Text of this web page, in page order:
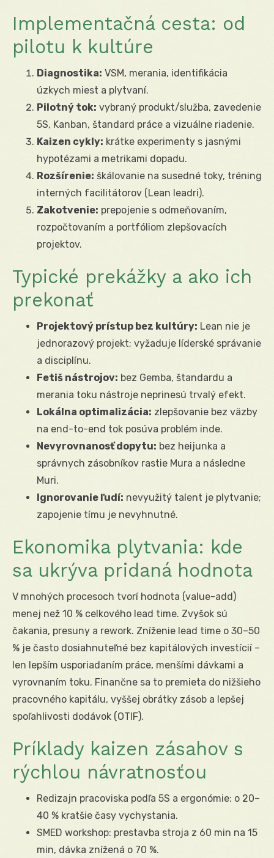
Implementačná cesta: od
pilotu k kultúre
Diagnostika: VSM, merania, identifikácia
úzkych miest a plytvaní.
Pilotný tok: vybraný produkt/služba, zavedenie
5S, Kanban, štandard práce a vizuálne riadenie.
Kaizen cykly: krátke experimenty s jasnými
hypotézami a metrikami dopadu.
Rozšírenie: škálovanie na susedné toky, tréning
interných facilitátorov (Lean leadri).
Zakotvenie: prepojenie s odmeňovaním,
rozpočtovaním a portfóliom zlepšovacích
projektov.
Typické prekážky a ako ich
prekonať
Projektový prístup bez kultúry: Lean nie je
jednorazový projekt; vyžaduje líderské správanie
a disciplínu.
Fetiš nástrojov: bez Gemba, štandardu a
merania toku nástroje neprinesú trvalý efekt.
Lokálna optimalizácia: zlepšovanie bez väzby
na end-to-end tok posúva problém inde.
Nevyrovnanosť dopytu: bez heijunka a
správnych zásobníkov rastie Mura a následne
Muri.
Ignorovanie ľudí: nevyužitý talent je plytvanie;
zapojenie tímu je nevyhnutné.
Ekonomika plytvania: kde
sa ukrýva pridaná hodnota
V mnohých procesoch tvorí hodnota (value-add)
menej než 10 % celkového lead time. Zvyšok sú
čakania, presuny a rework. Zníženie lead time o 30–50
% je často dosiahnuteľné bez kapitálových investícií –
len lepším usporiadaním práce, menšími dávkami a
vyrovnaním toku. Finančne sa to premieta do nižšieho
pracovného kapitálu, vyššej obrátky zásob a lepšej
spoľahlivosti dodávok (OTIF).
Príklady kaizen zásahov s
rýchlou návratnosťou
Redizajn pracoviska podľa 5S a ergonómie: o 20–
40 % kratšie časy vychystania.
SMED workshop: prestavba stroja z 60 min na 15
min, dávka znížená o 70 %.